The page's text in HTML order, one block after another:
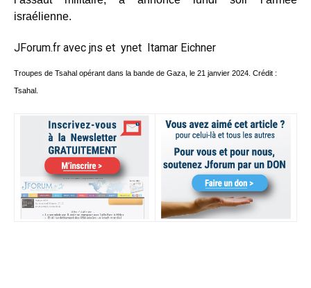
israélienne.
JForum.fr avec jns et ynet Itamar Eichner
Troupes de Tsahal opérant dans la bande de Gaza, le 21 janvier 2024. Crédit :
Tsahal.